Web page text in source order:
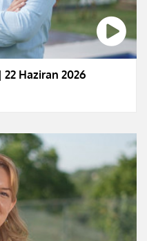
Haziran 2026